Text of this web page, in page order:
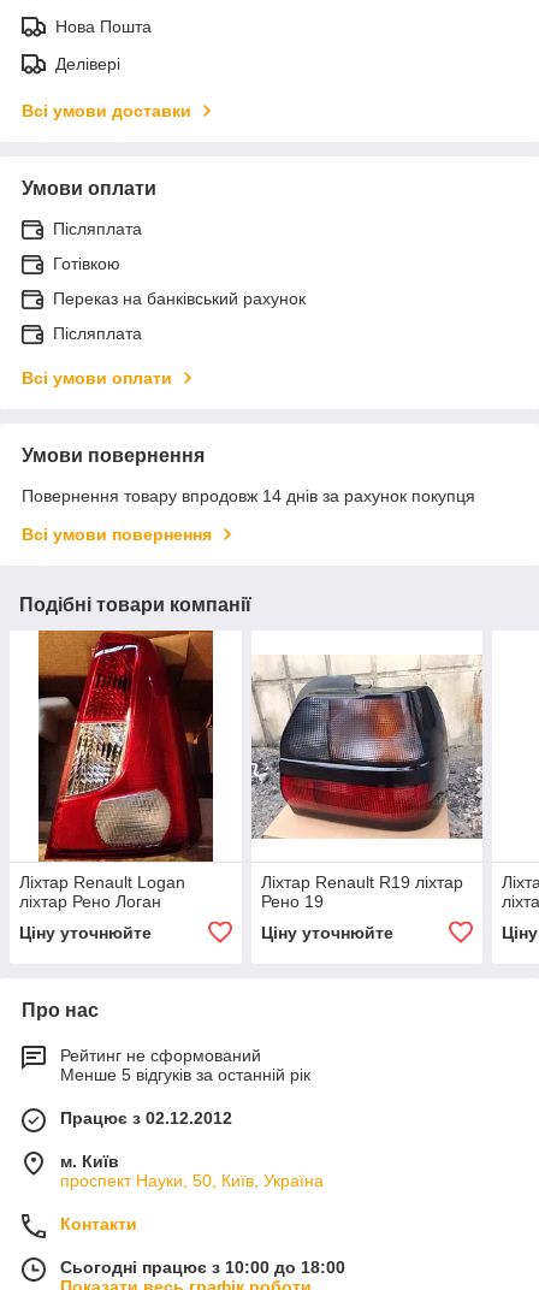
Нова Пошта
Делівері
Всі умови доставки
Умови оплати
Післяплата
Готівкою
Переказ на банківський рахунок
Післяплата
Всі умови оплати
Умови повернення
Повернення товару впродовж 14 днів за рахунок покупця
Всі умови повернення
Подібні товари компанії
Ліхтар Renault Logan
ліхтар Рено Логан
Ціну уточнюйте
Ліхтар Renault R19 ліхтар
Рено 19
Ціну уточнюйте
Про нас
Рейтинг не сформований
Менше 5 відгуків за останній рік
Працює з 02.12.2012
м. Київ
проспект Науки, 50, Київ, Україна
Контакти
Сьогодні працює з 10:00 до 18:00